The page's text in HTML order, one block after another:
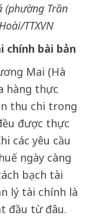
(phường Trần
TTXVN
chính bài bản
Mai (Hà
hàng thực
thu chi trong
được thực
các yêu cầu
ngày càng
bạch tài
lý tài chính là
đầu từ đâu.